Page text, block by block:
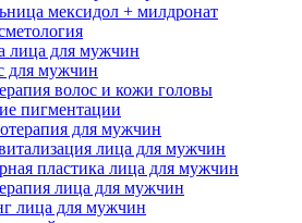
мексидол + милдронат
лица для мужчин
для мужчин
волос и кожи головы
пигментации
для мужчин
лица для мужчин
пластика лица для мужчин
лица для мужчин
лица для мужчин